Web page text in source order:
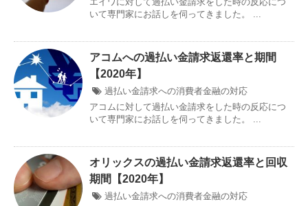
いて専門家にお話しを伺ってきました。 ...
アコムへの過払い金請求返還率と期間
【2020年】
過払い金請求への消費者金融の対応
アコムに対して過払い金請求をした時の反応につ
いて専門家にお話しを伺ってきました。 ...
オリックスの過払い金請求返還率と回収
期間【2020年】
過払い金請求への消費者金融の対応